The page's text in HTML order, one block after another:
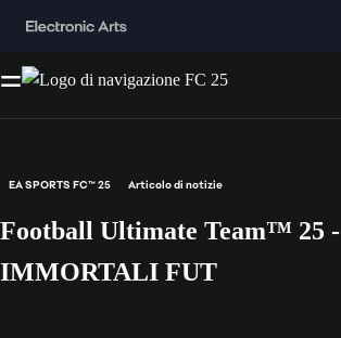
EA SPORTS FC™ 25 Articolo di notizie
Football Ultimate Team™ 25 -
IMMORTALI FUT